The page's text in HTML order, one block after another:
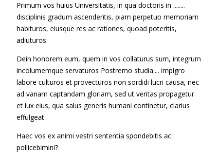
Primum vos huius Universitatis, in qua doctoris in ........
disciplinis gradum ascenderitis, piam perpetuo memoriam
habituros, eiusque res ac rationes, quoad poteritis,
adiuturos
Dein honorem eum, quem in vos collaturus sum, integrum
incolumemque servaturos Postremo studia.... impigro
labore culturos et provecturos non sordidi lucri causa, nec
ad vanam captandam gloriam, sed ut veritas propagetur
et lux eius, qua salus generis humani continetur, clarius
effulgeat
Haec vos ex animi vestri sententia spondebitis ac
pollicebimini?